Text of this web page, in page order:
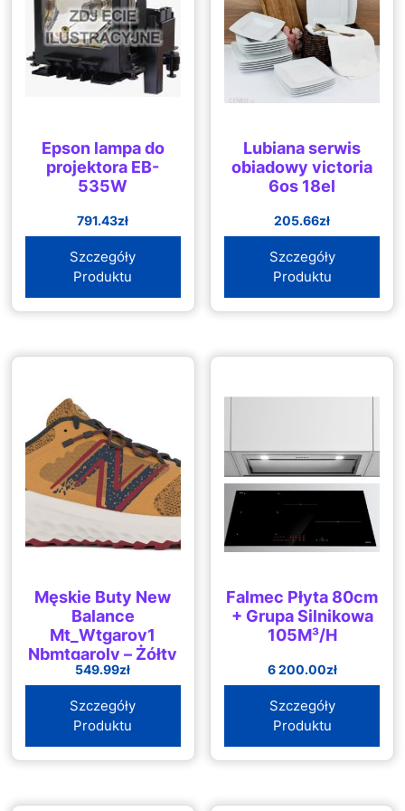
Epson lampa do
projektora EB-
535W
791.43zł
Szczegóły
Produktu
Lubiana serwis
obiadowy victoria
6os 18el
205.66zł
Szczegóły
Produktu
Męskie Buty New
Balance
Mt_Wtgarov1
Nbmtgaroly – Żółty
549.99zł
Szczegóły
Produktu
Falmec Płyta 80cm
+ Grupa Silnikowa
105M³/H
6 200.00zł
Szczegóły
Produktu